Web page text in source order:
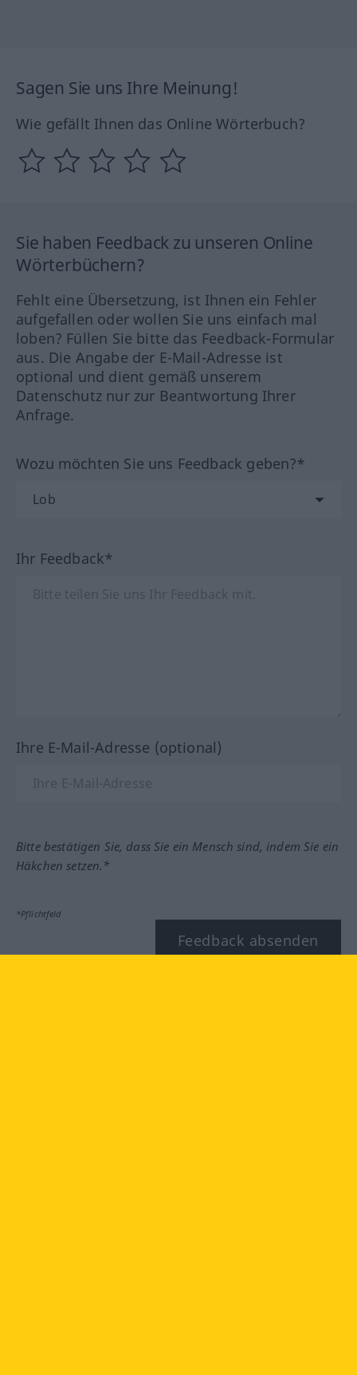
Sagen Sie uns Ihre Meinung!
Wie gefällt Ihnen das Online Wörterbuch?
Sie haben Feedback zu unseren Online
Wörterbüchern?
Fehlt eine Übersetzung, ist Ihnen ein Fehler
aufgefallen oder wollen Sie uns einfach mal
loben? Füllen Sie bitte das Feedback-Formular
aus. Die Angabe der E-Mail-Adresse ist
optional und dient gemäß unserem
Datenschutz nur zur Beantwortung Ihrer
Anfrage.
Wozu möchten Sie uns Feedback geben?*
Ihr Feedback*
Ihre E-Mail-Adresse (optional)
Bitte bestätigen Sie, dass Sie ein Mensch sind, indem Sie ein
Häkchen setzen.*
*Pflichtfeld
Feedback absenden